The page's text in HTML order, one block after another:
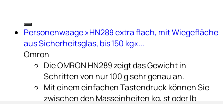
Personenwaage »HN289 extra flach, mit Wiegefläche
aus Sicherheitsglas, bis 150 kg«...
Omron
Die OMRON HN289 zeigt das Gewicht in
Schritten von nur 100 g sehr genau an.
Mit einem einfachen Tastendruck können Sie
zwischen den Masseinheiten kg, st oder lb